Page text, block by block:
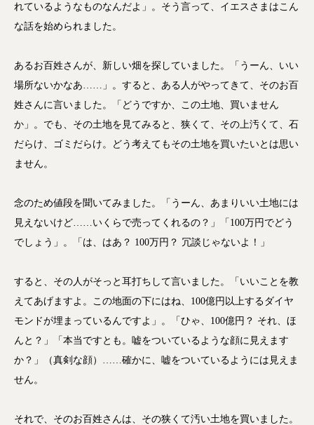
れているようなものなんだよ」。そう言って、イエスさまはこん
な話を始められました。
あるお百姓さんが、新しい畑を探していました。「うーん、いい
場所ないかなあ……」。すると、ある人がやってきて、そのお百
姓さんに言いました。「どうですか、この土地、買いません
か」。でも、その土地を見てみると、狭くて、その上汚くて、石
だらけ、ゴミだらけ。どう考えてもその土地を買いたいとは思い
ません。
念のため値段を聞いてみました。「うーん、あまりいい土地には
見えないけど……いくらで売ってくれるの？」「100万円でどう
でしょう」。「は、はあ？ 100万円？ 冗談じゃないよ！」
すると、その人がそっと耳打ちして言いました。「いいことを教
えてあげますよ。この地面の下にはね、100億円以上するダイヤ
モンドが埋まっているんですよ」。「ひゃ、100億円？ それ、ほ
んと？」「本当ですとも。嘘をついているような顔に見えます
か？」（真剣な顔）……確かに、嘘をついているようには見えま
せん。
それで、そのお百姓さんは、その狭くて汚い土地を買いました。